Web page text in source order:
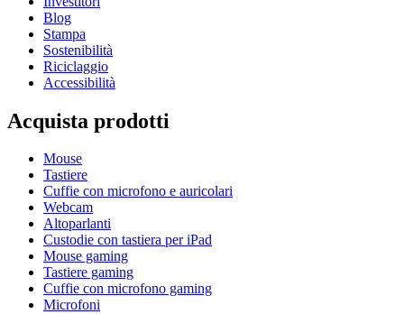
Blog
Stampa
Sostenibilità
Riciclaggio
Accessibilità
Acquista prodotti
Mouse
Tastiere
Cuffie con microfono e auricolari
Webcam
Altoparlanti
Custodie con tastiera per iPad
Mouse gaming
Tastiere gaming
Cuffie con microfono gaming
Microfoni